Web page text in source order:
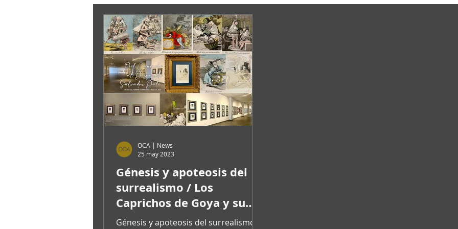
Génesis y apoteosis del
surrealismo / Los
Caprichos de Goya y su
transformación por
Génesis y apoteosis del surrealismo /
OCA | News
25 may 2023